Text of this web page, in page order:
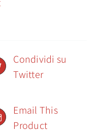
Condividi su
Twitter
Email This
Product